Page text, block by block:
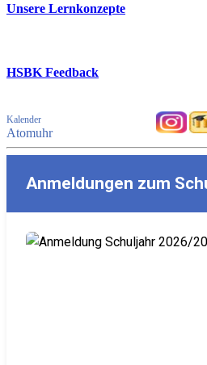
Unsere Lernkonzepte
HSBK Feedback
Kalender
Atomuhr
Anmeldungen zum